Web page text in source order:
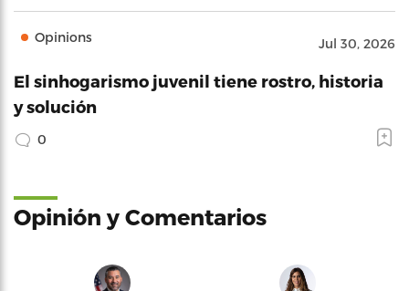
Opinions Jul 30, 2026
El sinhogarismo juvenil tiene rostro, historia
y solución
0
Opinión y Comentarios